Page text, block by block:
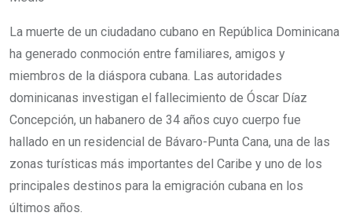
La muerte de un ciudadano cubano en República Dominicana
ha generado conmoción entre familiares, amigos y
miembros de la diáspora cubana. Las autoridades
dominicanas investigan el fallecimiento de Óscar Díaz
Concepción, un habanero de 34 años cuyo cuerpo fue
hallado en un residencial de Bávaro-Punta Cana, una de las
zonas turísticas más importantes del Caribe y uno de los
principales destinos para la emigración cubana en los
últimos años.